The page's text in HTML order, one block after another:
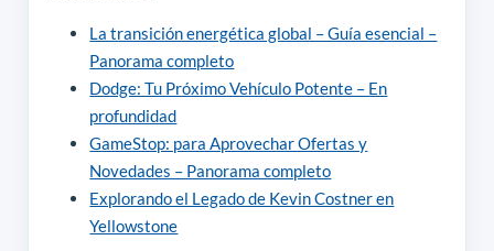
La transición energética global – Guía esencial –
Panorama completo
Dodge: Tu Próximo Vehículo Potente – En
profundidad
GameStop: para Aprovechar Ofertas y
Novedades – Panorama completo
Explorando el Legado de Kevin Costner en
Yellowstone